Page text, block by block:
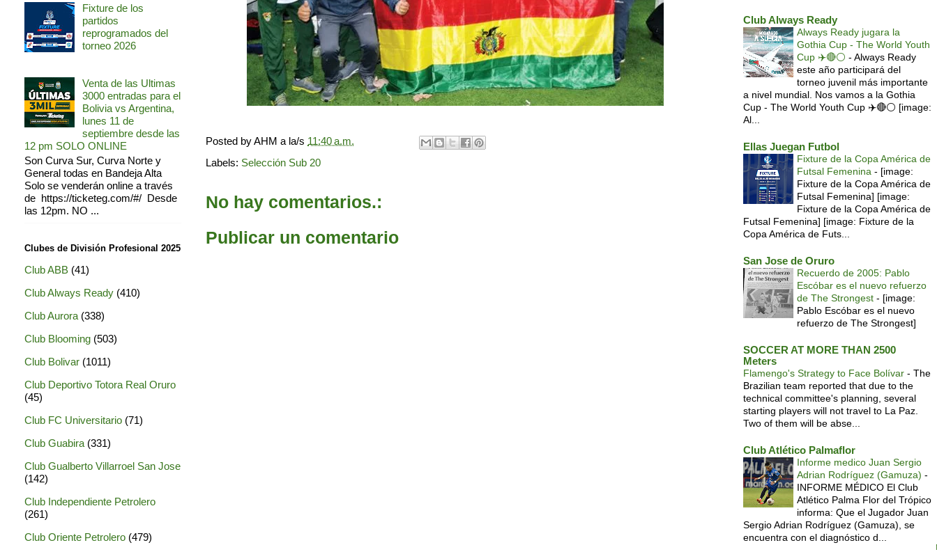
Posted byAHM a la/s 11:40 a.m.
Labels: Selección Sub 20
No hay comentarios.:
Publicar un comentario
Fixture de los
partidos
reprogramados del
torneo 2026
Venta de las Ultimas
3000 entradas para el
Bolivia vs Argentina,
lunes 11 de
septiembre desde las
12 pm SOLO ONLINE
Son Curva Sur, Curva Norte y
General todas en Bandeja Alta
Solo se venderán online a través
de https://ticketeg.com/#/ Desde
las 12pm. NO ...
Clubes de División Profesional 2025
Club ABB (41)
Club Always Ready (410)
Club Aurora (338)
Club Blooming (503)
Club Bolivar (1011)
Club Deportivo Totora Real Oruro
(45)
Club FC Universitario (71)
Club Guabira (331)
Club Gualberto Villarroel San Jose
(142)
Club Independiente Petrolero
(261)
Club Oriente Petrolero (479)
Club Always Ready
Always Ready jugara la
Gothia Cup - The World Youth
Cup ✈️🔴⚪️ - Always Ready
este año participará del
torneo juvenil más importante
a nivel mundial. Nos vamos a la Gothia
Cup - The World Youth Cup ✈️🔴⚪️ [image:
Al...
Ellas Juegan Futbol
Fixture de la Copa América de
Futsal Femenina - [image:
Fixture de la Copa América de
Futsal Femenina] [image:
Fixture de la Copa América de
Futsal Femenina] [image: Fixture de la
Copa América de Futs...
San Jose de Oruro
Recuerdo de 2005: Pablo
Escóbar es el nuevo refuerzo
de The Strongest - [image:
Pablo Escóbar es el nuevo
refuerzo de The Strongest]
SOCCER AT MORE THAN 2500
Meters
Flamengo's Strategy to Face Bolívar - The
Brazilian team reported that due to the
technical committee's planning, several
starting players will not travel to La Paz.
Two of them will be abse...
Club Atlético Palmaflor
Informe medico Juan Sergio
Adrian Rodríguez (Gamuza) -
INFORME MÉDICO El Club
Atlético Palma Flor del Trópico
informa: Que el Jugador Juan
Sergio Adrian Rodríguez (Gamuza), se
encuentra con el diagnóstico d...